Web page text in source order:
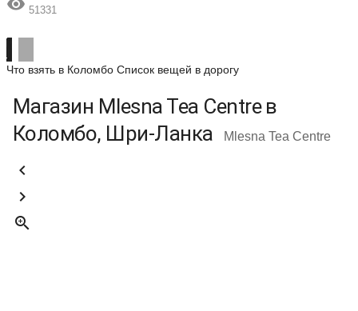
 51331
Что взять в Коломбо Список вещей в дорогу
Магазин Mlesna Tea Centre в
Коломбо, Шри-Ланка
Mlesna Tea Centre


